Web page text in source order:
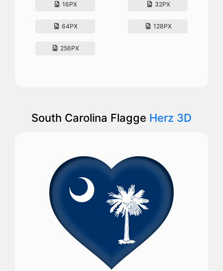
16PX 32PX
64PX 128PX
256PX
South Carolina Flagge Herz 3D